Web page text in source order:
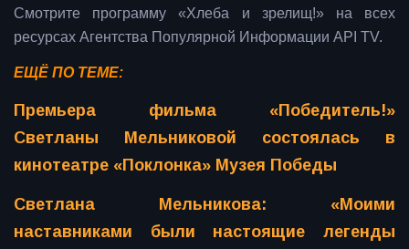
Смотрите программу «Хлеба и зрелищ!» на всех
ресурсах Агентства Популярной Информации API TV.
ЕЩЁ ПО ТЕМЕ:
Премьера фильма «Победитель!»
Светланы Мельниковой состоялась в
кинотеатре «Поклонка» Музея Победы
Светлана Мельникова: «Моими
наставниками были настоящие легенды